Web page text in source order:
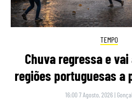
TEMPO
Chuva regressa e
regiões portuguesas a
16:00 7 Agosto, 2026 |